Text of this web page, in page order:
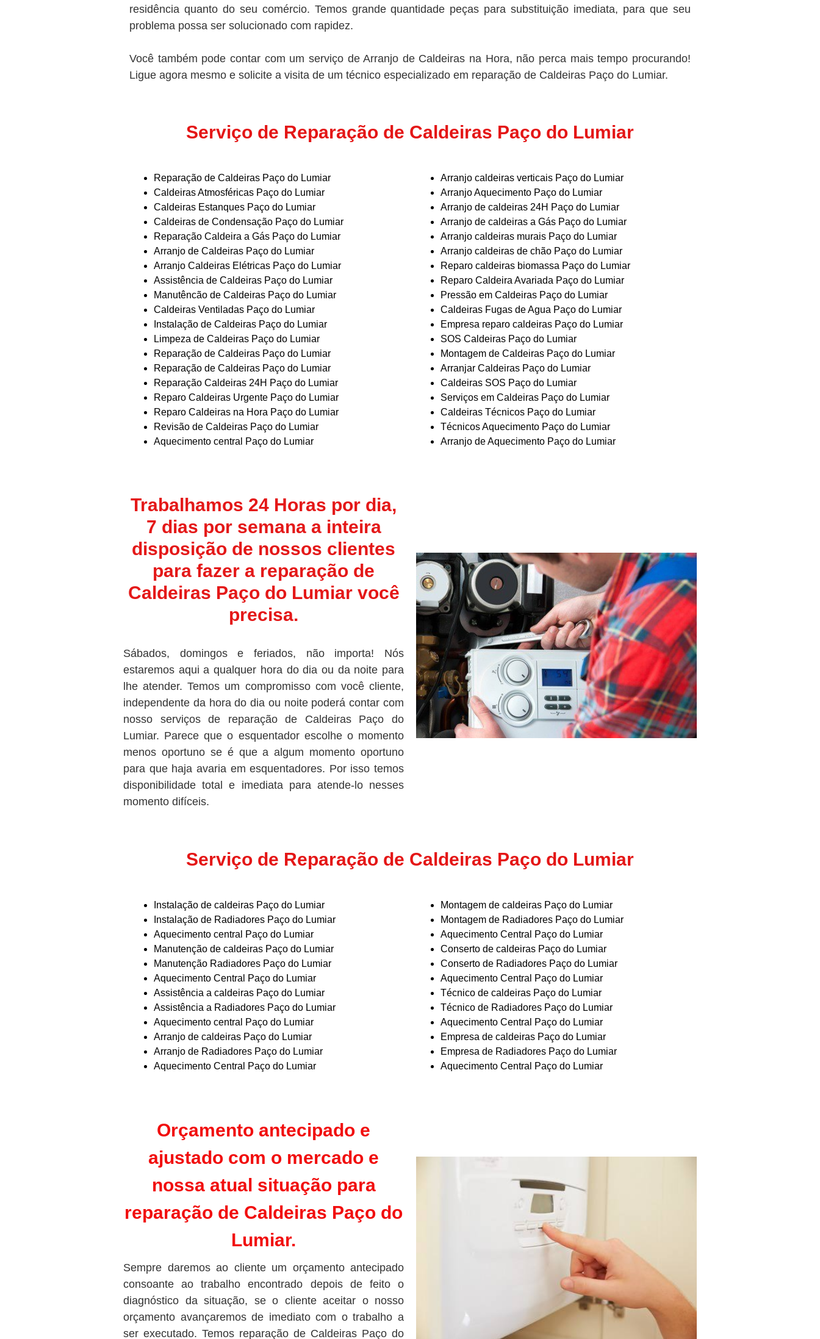
residência quanto do seu comércio. Temos grande quantidade peças para substituição imediata, para que seu
problema possa ser solucionado com rapidez.
Você também pode contar com um serviço de Arranjo de Caldeiras na Hora, não perca mais tempo procurando!
Ligue agora mesmo e solicite a visita de um técnico especializado em reparação de Caldeiras Paço do Lumiar.
Serviço de Reparação de Caldeiras Paço do Lumiar
Reparação de Caldeiras Paço do Lumiar
Caldeiras Atmosféricas Paço do Lumiar
Caldeiras Estanques Paço do Lumiar
Caldeiras de Condensação Paço do Lumiar
Reparação Caldeira a Gás Paço do Lumiar
Arranjo de Caldeiras Paço do Lumiar
Arranjo Caldeiras Elétricas Paço do Lumiar
Assistência de Caldeiras Paço do Lumiar
Manutêncão de Caldeiras Paço do Lumiar
Caldeiras Ventiladas Paço do Lumiar
Instalação de Caldeiras Paço do Lumiar
Limpeza de Caldeiras Paço do Lumiar
Reparação de Caldeiras Paço do Lumiar
Reparação de Caldeiras Paço do Lumiar
Reparação Caldeiras 24H Paço do Lumiar
Reparo Caldeiras Urgente Paço do Lumiar
Reparo Caldeiras na Hora Paço do Lumiar
Revisão de Caldeiras Paço do Lumiar
Aquecimento central Paço do Lumiar
Arranjo caldeiras verticais Paço do Lumiar
Arranjo Aquecimento Paço do Lumiar
Arranjo de caldeiras 24H Paço do Lumiar
Arranjo de caldeiras a Gás Paço do Lumiar
Arranjo caldeiras murais Paço do Lumiar
Arranjo caldeiras de chão Paço do Lumiar
Reparo caldeiras biomassa Paço do Lumiar
Reparo Caldeira Avariada Paço do Lumiar
Pressão em Caldeiras Paço do Lumiar
Caldeiras Fugas de Agua Paço do Lumiar
Empresa reparo caldeiras Paço do Lumiar
SOS Caldeiras Paço do Lumiar
Montagem de Caldeiras Paço do Lumiar
Arranjar Caldeiras Paço do Lumiar
Caldeiras SOS Paço do Lumiar
Serviços em Caldeiras Paço do Lumiar
Caldeiras Técnicos Paço do Lumiar
Técnicos Aquecimento Paço do Lumiar
Arranjo de Aquecimento Paço do Lumiar
Trabalhamos 24 Horas por dia,
7 dias por semana a inteira
disposição de nossos clientes
para fazer a reparação de
Caldeiras Paço do Lumiar você
precisa.
Sábados, domingos e feriados, não importa! Nós
estaremos aqui a qualquer hora do dia ou da noite para
lhe atender. Temos um compromisso com você cliente,
independente da hora do dia ou noite poderá contar com
nosso serviços de reparação de Caldeiras Paço do
Lumiar. Parece que o esquentador escolhe o momento
menos oportuno se é que a algum momento oportuno
para que haja avaria em esquentadores. Por isso temos
disponibilidade total e imediata para atende-lo nesses
momento difíceis.
Serviço de Reparação de Caldeiras Paço do Lumiar
Instalação de caldeiras Paço do Lumiar
Instalação de Radiadores Paço do Lumiar
Aquecimento central Paço do Lumiar
Manutenção de caldeiras Paço do Lumiar
Manutenção Radiadores Paço do Lumiar
Aquecimento Central Paço do Lumiar
Assistência a caldeiras Paço do Lumiar
Assistência a Radiadores Paço do Lumiar
Aquecimento central Paço do Lumiar
Arranjo de caldeiras Paço do Lumiar
Arranjo de Radiadores Paço do Lumiar
Aquecimento Central Paço do Lumiar
Montagem de caldeiras Paço do Lumiar
Montagem de Radiadores Paço do Lumiar
Aquecimento Central Paço do Lumiar
Conserto de caldeiras Paço do Lumiar
Conserto de Radiadores Paço do Lumiar
Aquecimento Central Paço do Lumiar
Técnico de caldeiras Paço do Lumiar
Técnico de Radiadores Paço do Lumiar
Aquecimento Central Paço do Lumiar
Empresa de caldeiras Paço do Lumiar
Empresa de Radiadores Paço do Lumiar
Aquecimento Central Paço do Lumiar
Orçamento antecipado e
ajustado com o mercado e
nossa atual situação para
reparação de Caldeiras Paço do
Lumiar.
Sempre daremos ao cliente um orçamento antecipado
consoante ao trabalho encontrado depois de feito o
diagnóstico da situação, se o cliente aceitar o nosso
orçamento avançaremos de imediato com o trabalho a
ser executado. Temos reparação de Caldeiras Paço do